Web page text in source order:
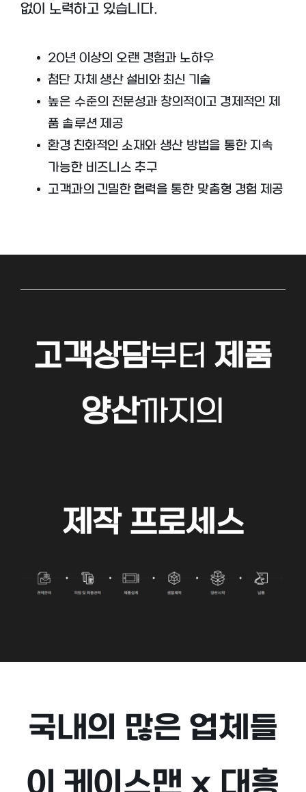
없이 노력하고 있습니다.
20년 이상의 오랜 경험과 노하우
첨단 자체 생산 설비와 최신 기술
높은 수준의 전문성과 창의적이고 경제적인 제
품 솔루션 제공
환경 친화적인 소재와 생산 방법을 통한 지속
가능한 비즈니스 추구
고객과의 긴밀한 협력을 통한 맞춤형 경험 제공
고객상담부터 제품
양산까지의
제작 프로세스
국내의 많은 업체들